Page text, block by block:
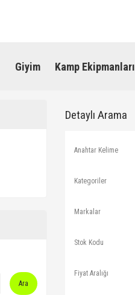
Giyim Kamp Ekipmanları
Ara
Detaylı Arama
Anahtar Kelime
Kategoriler
Markalar
Stok Kodu
Fiyat Aralığı